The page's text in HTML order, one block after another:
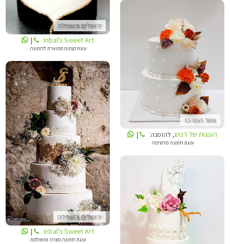
ירושלים והשפלה
Inbal's Sweet Art
|
עוגת קומות מפוארת לחתונה
אזור המרכז
העוגות של דנוש
העוגות של דנוש, להזמנה: |
עוגת חתונה מרשימה
ירושלים והשפלה
INBALS CAKE ART
Inbal's Sweet Art
|
עוגת חתונה כשרה ומושלמת INBALS CAKE ART